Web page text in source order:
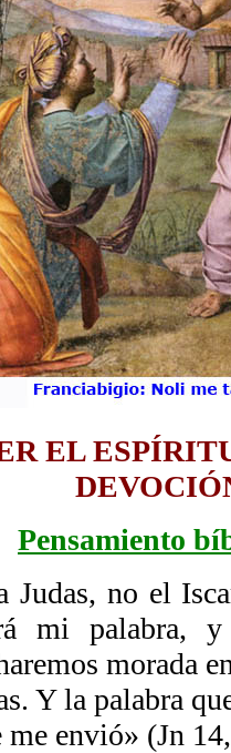
EL
Pensamiento
Judas, no el
mi palabra,
morada
Y la palabra
me envió» (Jn